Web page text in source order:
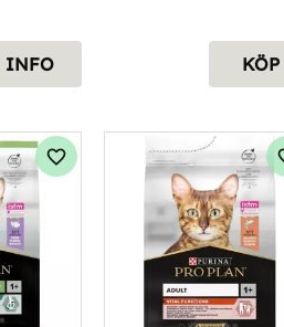
INFO KÖP
Lägg till i favoriter